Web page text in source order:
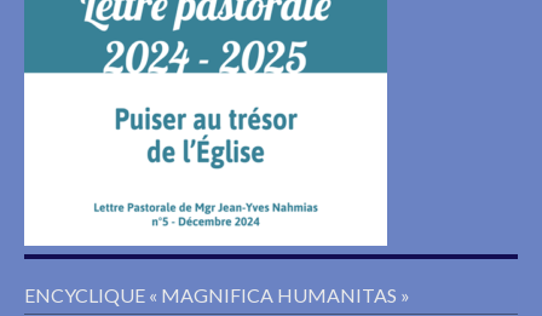
ENCYCLIQUE « MAGNIFICA HUMANITAS »